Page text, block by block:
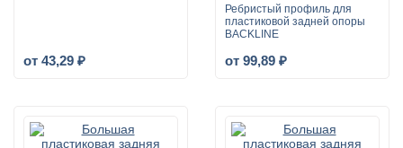
от 43,29 ₽
Ребристый профиль для
пластиковой задней опоры
BACKLINE
от 99,89 ₽